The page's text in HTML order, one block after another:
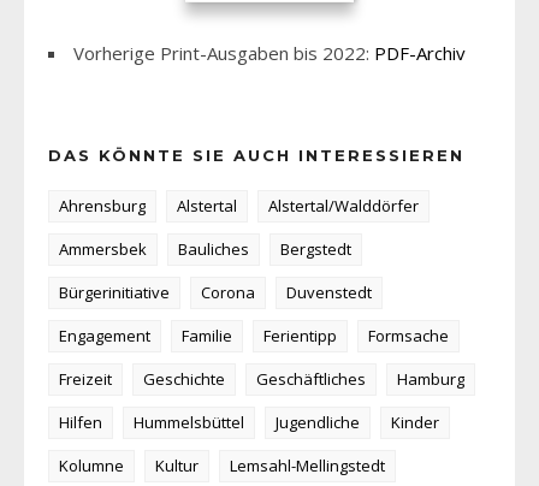
Vorherige Print-Ausgaben bis 2022: PDF-Archiv
DAS KÖNNTE SIE AUCH INTERESSIEREN
Ahrensburg Alstertal
Alstertal/Walddörfer
Ammersbek
Bauliches
Bergstedt
Bürgerinitiative
Corona
Duvenstedt
Engagement
Familie Ferientipp
Formsache
Freizeit
Geschichte Geschäftliches
Hamburg
Hilfen
Hummelsbüttel Jugendliche
Kinder
Kolumne
Kultur
Lemsahl-Mellingstedt